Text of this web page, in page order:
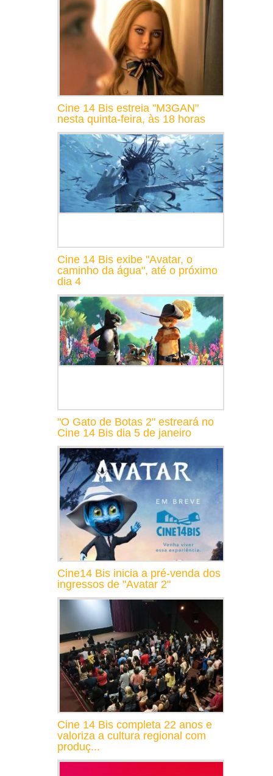
Cine 14 Bis estreia "M3GAN"
nesta quinta-feira, às 18 horas
Cine 14 Bis exibe "Avatar, o
caminho da água", até o próximo
dia 4
"O Gato de Botas 2" estreará no
Cine 14 Bis dia 5 de janeiro
Cine14 Bis inicia a pré-venda dos
ingressos de "Avatar 2"
Cine 14 Bis completa 22 anos e
valoriza a cultura regional com
produç...